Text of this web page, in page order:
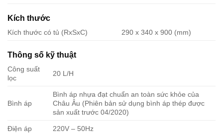
Kích thước
Kích thước có tủ (RxSxC) 290 x 340 x 900 (mm)
Thông số kỹ thuật
Công suất
lọc
20 L/H
Bình áp
Bình áp nhựa đạt chuẩn an toàn sức khỏe của
Châu Âu (Phiên bản sử dụng bình áp thép được
sản xuất trước 04/2020)
Điện áp 220V – 50Hz